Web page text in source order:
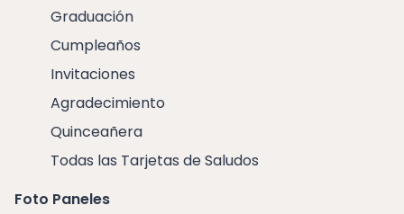
Graduación
Cumpleaños
Invitaciones
Agradecimiento
Quinceañera
Todas las Tarjetas de Saludos
Foto Paneles